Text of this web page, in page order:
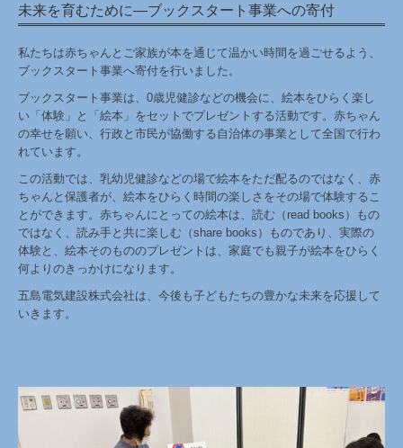
未来を育むために—ブックスタート事業への寄付
私たちは赤ちゃんとご家族が本を通じて温かい時間を過ごせるよう、
ブックスタート事業へ寄付を行いました。
ブックスタート事業は、0歳児健診などの機会に、絵本をひらく楽し
い「体験」と「絵本」をセットでプレゼントする活動です。赤ちゃん
の幸せを願い、行政と市民が協働する自治体の事業として全国で行わ
れています。
この活動では、乳幼児健診などの場で絵本をただ配るのではなく、赤
ちゃんと保護者が、絵本をひらく時間の楽しさをその場で体験するこ
とができます。赤ちゃんにとっての絵本は、読む（read books）もの
ではなく、読み手と共に楽しむ（share books）ものであり、実際の
体験と、絵本そのもののプレゼントは、家庭でも親子が絵本をひらく
何よりのきっかけになります。
五島電気建設株式会社は、今後も子どもたちの豊かな未来を応援して
いきます。